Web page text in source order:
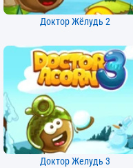
Доктор Жёлудь 2
Доктор Желудь 3